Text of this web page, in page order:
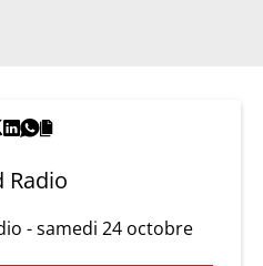
Radio
- samedi 24 octobre